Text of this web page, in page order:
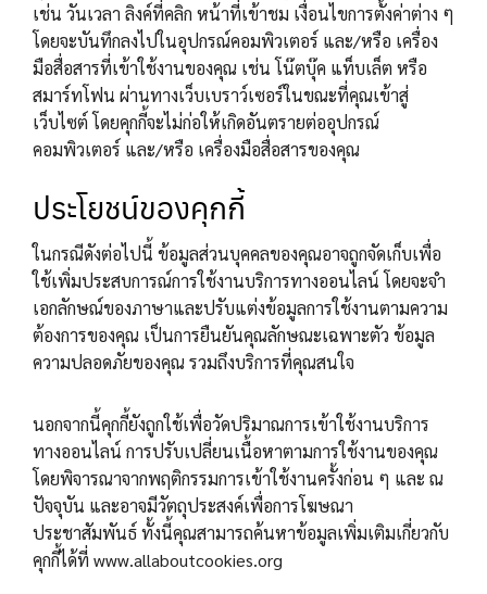
เช่น วันเวลา ลิงค์ที่คลิก หน้าที่เข้าชม เงื่อนไขการตั้งค่าต่าง ๆ
โดยจะบันทึกลงไปในอุปกรณ์คอมพิวเตอร์ และ/หรือ เครื่อง
มือสื่อสารที่เข้าใช้งานของคุณ เช่น โน๊ตบุ๊ค แท็บเล็ต หรือ
สมาร์ทโฟน ผ่านทางเว็บเบราว์เซอร์ในขณะที่คุณเข้าสู่
เว็บไซต์ โดยคุกกี้จะไม่ก่อให้เกิดอันตรายต่ออุปกรณ์
คอมพิวเตอร์ และ/หรือ เครื่องมือสื่อสารของคุณ
ประโยชน์ของคุกกี้
ในกรณีดังต่อไปนี้ ข้อมูลส่วนบุคคลของคุณอาจถูกจัดเก็บเพื่อ
ใช้เพิ่มประสบการณ์การใช้งานบริการทางออนไลน์ โดยจะจำ
เอกลักษณ์ของภาษาและปรับแต่งข้อมูลการใช้งานตามความ
ต้องการของคุณ เป็นการยืนยันคุณลักษณะเฉพาะตัว ข้อมูล
ความปลอดภัยของคุณ รวมถึงบริการที่คุณสนใจ
นอกจากนี้คุกกี้ยังถูกใช้เพื่อวัดปริมาณการเข้าใช้งานบริการ
ทางออนไลน์ การปรับเปลี่ยนเนื้อหาตามการใช้งานของคุณ
โดยพิจารณาจากพฤติกรรมการเข้าใช้งานครั้งก่อน ๆ และ ณ
ปัจจุบัน และอาจมีวัตถุประสงค์เพื่อการโฆษณา
ประชาสัมพันธ์ ทั้งนี้คุณสามารถค้นหาข้อมูลเพิ่มเติมเกี่ยวกับ
คุกกี้ได้ที่ www.allaboutcookies.org